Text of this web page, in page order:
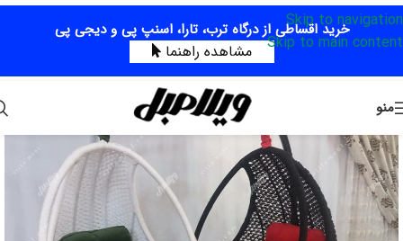
Skip to navigation
Skip to main content
خرید اقساطی از درگاه ترب، تارا، اسنپ پی و دیجی پی
مشاهده راهنما
منو